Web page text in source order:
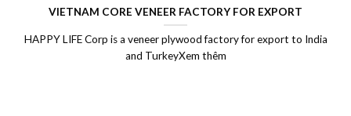
VIETNAM CORE VENEER FACTORY FOR EXPORT
HAPPY LIFE Corp is a veneer plywood factory for export to India
and TurkeyXem thêm